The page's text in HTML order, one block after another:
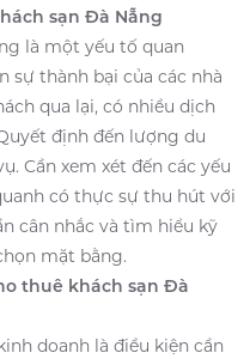
sạn Đà Nẵng
là một yếu tố quan
sự thành bại của các nhà
qua lại, có nhiều dịch
định đến lượng du
Cần xem xét đến các yếu
có thực sự thu hút với
cân nhắc và tìm hiểu kỹ
mặt bằng.
thuê khách sạn Đà
doanh là điều kiện cần